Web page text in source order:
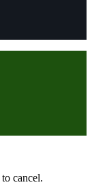
to cancel.